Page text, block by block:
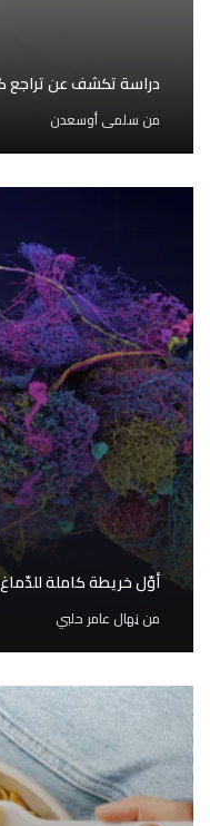
دراسة تكشف عن تراجع
من سلمى أوسعدن
أوّل خريطة كاملة
مننِهال عامر حلبي